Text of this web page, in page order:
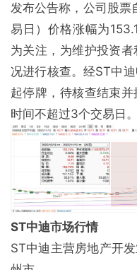
发布公告称，公司股票
易日）价格涨幅为
为关注，为维护投资
况进行核查。经ST中
起停牌，待核查结束
时间不超过3个交易日。
ST中迪市场行情
ST中迪主营房地产开